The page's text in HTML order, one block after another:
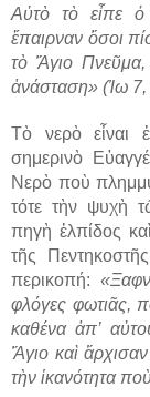
Αὐτὸ τὸ εἶπε
ἔπαιρναν ὅσοι
τὸ Ἅγιο Πνεῦμα,
ἀνάσταση» (Ἰω
Τὸ νερὸ εἶναι
σημερινὸ
Νερὸ ποὺ
τότε τὴν ψυχὴ
πηγὴ ἐλπίδος
τῆς
περικοπή:
φλόγες φωτιᾶς,
καθένα ἀπ’
Ἅγιο καὶ
τὴν ἱκανότητα